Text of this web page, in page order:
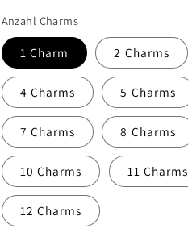
Anzahl Charms
1 Charm 2 Charms
4 Charms 5 Charms
7 Charms 8 Charms
10 Charms 11 Charms
12 Charms